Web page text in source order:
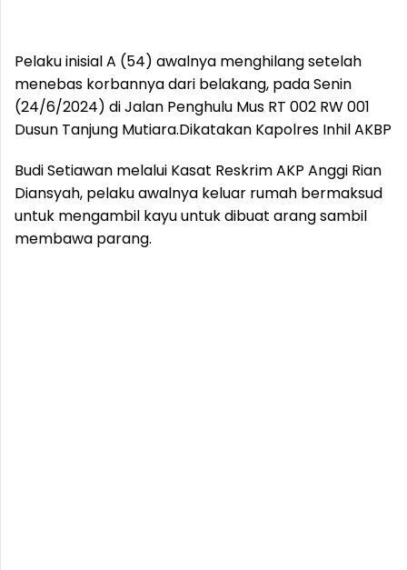
Pelaku inisial A (54) awalnya menghilang setelah
menebas korbannya dari belakang, pada Senin
(24/6/2024) di Jalan Penghulu Mus RT 002 RW 001
Dusun Tanjung Mutiara.Dikatakan Kapolres Inhil AKBP
Budi Setiawan melalui Kasat Reskrim AKP Anggi Rian
Diansyah, pelaku awalnya keluar rumah bermaksud
untuk mengambil kayu untuk dibuat arang sambil
membawa parang.